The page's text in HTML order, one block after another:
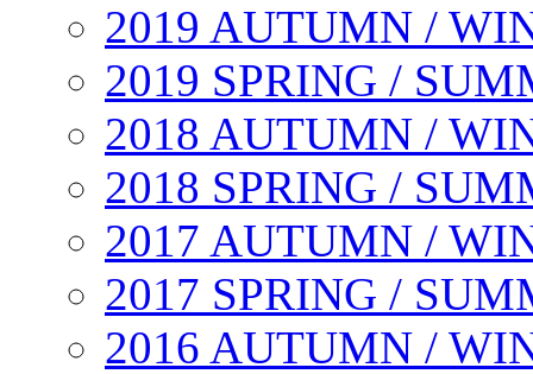
2019 AUTUMN /
2019 SPRING /
2018 AUTUMN /
2018 SPRING /
2017 AUTUMN /
2017 SPRING /
2016 AUTUMN /